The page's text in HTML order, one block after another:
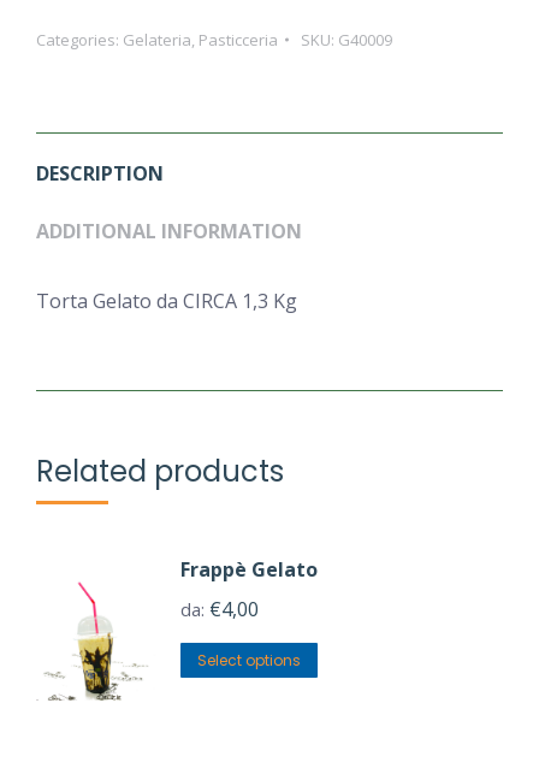
Categories: Gelateria, Pasticceria SKU: G40009
DESCRIPTION
ADDITIONAL INFORMATION
Torta Gelato da CIRCA 1,3 Kg
Related products
Frappè Gelato
da: €4,00
Select options